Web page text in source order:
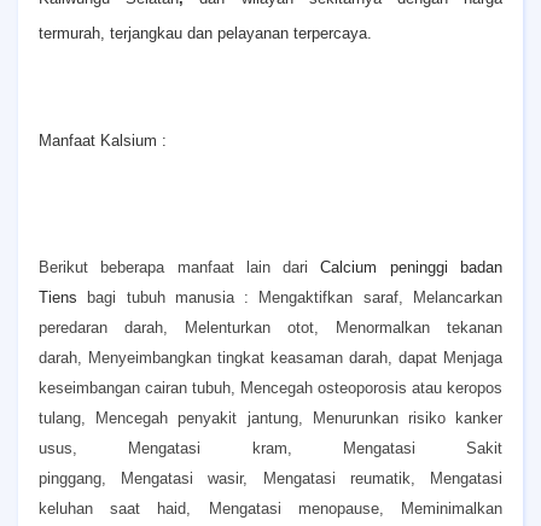
termurah, terjangkau dan pelayanan terpercaya.
Manfaat Kalsium :
Berikut beberapa manfaat lain dariCalcium peninggi badan
Tiens
bagi tubuh manusia : Mengaktifkan saraf, Melancarkan
peredaran darah, Melenturkan otot, Menormalkan tekanan
darah, Menyeimbangkan tingkat keasaman darah, dapat Menjaga
keseimbangan cairan tubuh, Mencegah osteoporosis atau keropos
tulang, Mencegah penyakit jantung, Menurunkan risiko kanker
usus, Mengatasi kram, Mengatasi Sakit
pinggang, Mengatasi wasir, Mengatasi reumatik, Mengatasi
keluhan saat haid, Mengatasi menopause, Meminimalkan